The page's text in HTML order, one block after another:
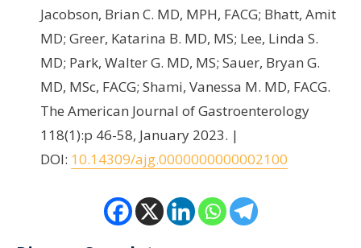
Jacobson, Brian C. MD, MPH, FACG; Bhatt, Amit
MD; Greer, Katarina B. MD, MS; Lee, Linda S.
MD; Park, Walter G. MD, MS; Sauer, Bryan G.
MD, MSc, FACG; Shami, Vanessa M. MD, FACG.
The American Journal of Gastroenterology
118(1):p 46-58, January 2023. |
DOI: 10.14309/ajg.0000000000002100